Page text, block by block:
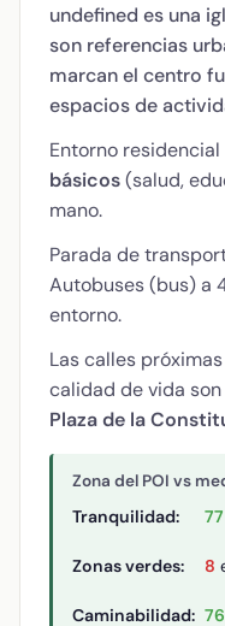
undefined es una
son referencias
marcan el centro
espacios de
Entorno
básicos(salud,
mano.
Parada de
Autobuses (bus) a
entorno.
Las calles
calidad de vida son
Plaza de la
Zona del POI vs
Tranquilidad: 77
Zonas verdes: 8
Caminabilidad: 76